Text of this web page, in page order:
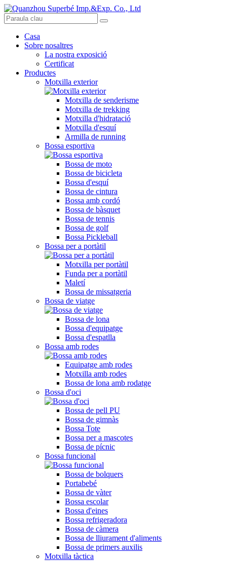
Casa
Sobre nosaltres
La nostra exposició
Certificat
Productes
Motxilla exterior
Motxilla de senderisme
Motxilla de trekking
Motxilla d'hidratació
Motxilla d'esquí
Armilla de running
Bossa esportiva
Bossa de moto
Bossa de bicicleta
Bossa d'esquí
Bossa de cintura
Bossa amb cordó
Bossa de bàsquet
Bossa de tennis
Bossa de golf
Bossa Pickleball
Bossa per a portàtil
Motxilla per portàtil
Funda per a portàtil
Maletí
Bossa de missatgeria
Bossa de viatge
Bossa de lona
Bossa d'equipatge
Bossa d'espatlla
Bossa amb rodes
Equipatge amb rodes
Motxilla amb rodes
Bossa de lona amb rodatge
Bossa d'oci
Bossa de pell PU
Bossa de gimnàs
Bossa Tote
Bossa per a mascotes
Bossa de pícnic
Bossa funcional
Bossa de bolquers
Portabebé
Bossa de vàter
Bossa escolar
Bossa d'eines
Bossa refrigeradora
Bossa de càmera
Bossa de lliurament d'aliments
Bossa de primers auxilis
Motxilla tàctica